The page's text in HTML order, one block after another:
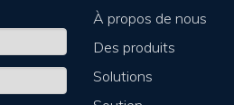
À propos de nous
Des produits
Solutions